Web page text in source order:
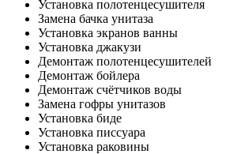
Установка полотенцесушителя
Замена бачка унитаза
Установка экранов ванны
Установка джакузи
Демонтаж полотенцесушителей
Демонтаж бойлера
Демонтаж счётчиков воды
Замена гофры унитазов
Установка биде
Установка писсуара
Установка раковины